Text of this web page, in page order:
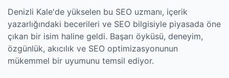
Denizli Kale'de yükselen bu SEO uzmanı, içerik
yazarlığındaki becerileri ve SEO bilgisiyle piyasada öne
çıkan bir isim haline geldi. Başarı öyküsü, deneyim,
özgünlük, akıcılık ve SEO optimizasyonunun
mükemmel bir uyumunu temsil ediyor.